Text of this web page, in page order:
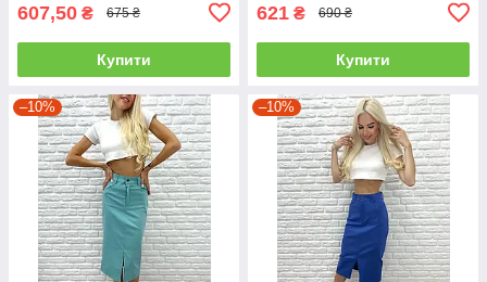
607,50 ₴ 675 ₴
Купити
621 ₴ 690 ₴
Купити
–10% –10%